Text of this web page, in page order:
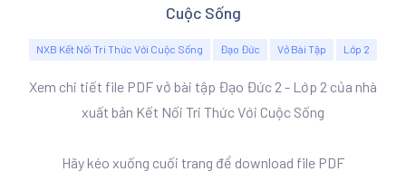
Cuộc Sống
NXB Kết Nối Tri Thức Với Cuộc Sống Đạo Đức Vở Bài Tập Lớp 2
Xem chi tiết file PDF vở bài tập Đạo Đức 2 - Lớp 2 của nhà
xuất bản Kết Nối Tri Thức Với Cuộc Sống
Hãy kéo xuống cuối trang để download file PDF